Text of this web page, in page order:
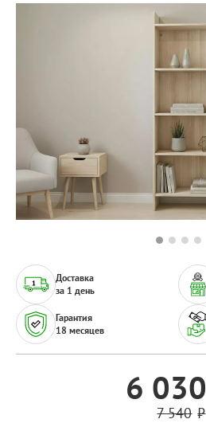
Доставка
за 1 день
Гарантия
18 месяцев
6 030
7 540